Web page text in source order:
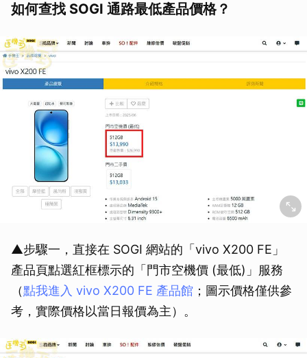
如何查找 SOGI 通路最低產品價格？
▲步驟一，直接在 SOGI 網站的「vivo X200 FE」
產品頁點選紅框標示的「門市空機價 (最低)」服務
（點我進入 vivo X200 FE 產品館 ；圖示價格僅供參
考，實際價格以當日報價為主）。